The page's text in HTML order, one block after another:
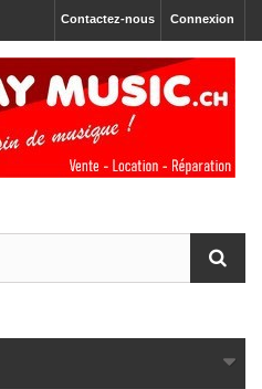
Connexion
Contactez-nous